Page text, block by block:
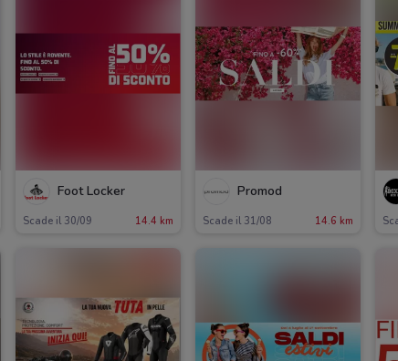
Foot Locker
Scade il 30/09 14.4 km
Promod
Scade il 31/08 14.6 km